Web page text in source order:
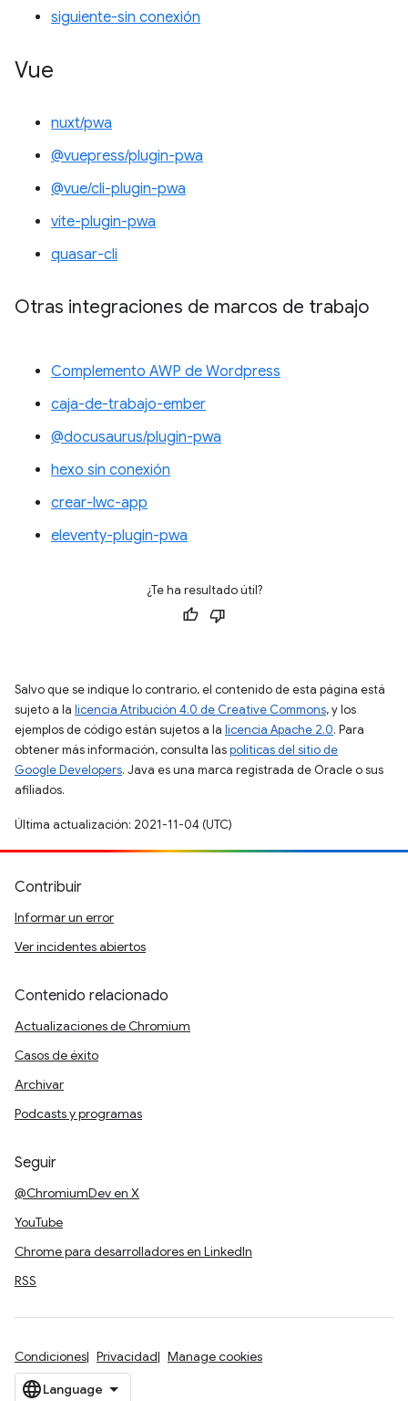
siguiente-sin conexión
Vue
nuxt/pwa
@vuepress/plugin-pwa
@vue/cli-plugin-pwa
vite-plugin-pwa
quasar-cli
Otras integraciones de marcos de trabajo
Complemento AWP de Wordpress
caja-de-trabajo-ember
@docusaurus/plugin-pwa
hexo sin conexión
crear-lwc-app
eleventy-plugin-pwa
¿Te ha resultado útil?
Salvo que se indique lo contrario, el contenido de esta página está
sujeto a la licencia Atribución 4.0 de Creative Commons, y los
ejemplos de código están sujetos a la licencia Apache 2.0. Para
obtener más información, consulta laspolíticas del sitio de
Google Developers. Java es una marca registrada de Oracle o sus
afiliados.
Última actualización: 2021-11-04 (UTC)
Contribuir
Informar un error
Ver incidentes abiertos
Contenido relacionado
Actualizaciones de Chromium
Casos de éxito
Archivar
Podcasts y programas
Seguir
@ChromiumDev en X
YouTube
Chrome para desarrolladores en LinkedIn
RSS
Condiciones Privacidad Manage cookies